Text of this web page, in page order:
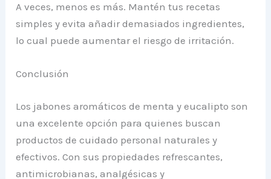
A veces, menos es más. Mantén tus recetas
simples y evita añadir demasiados ingredientes,
lo cual puede aumentar el riesgo de irritación.
Conclusión
Los jabones aromáticos de menta y eucalipto son
una excelente opción para quienes buscan
productos de cuidado personal naturales y
efectivos. Con sus propiedades refrescantes,
antimicrobianas, analgésicas y